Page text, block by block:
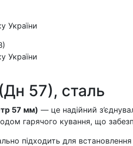
України
України
57), сталь
57 мм) — це надійний
гарячого кування, що
підходить для